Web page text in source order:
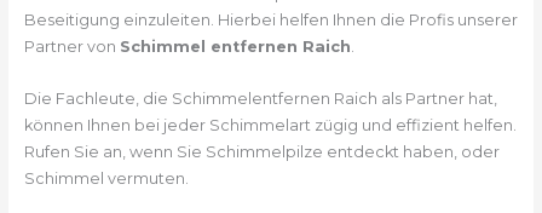
Beseitigung einzuleiten. Hierbei helfen Ihnen die Profis unserer
Partner von Schimmel entfernen Raich.
Die Fachleute, die Schimmelentfernen Raich als Partner hat,
können Ihnen bei jeder Schimmelart zügig und effizient helfen.
Rufen Sie an, wenn Sie Schimmelpilze entdeckt haben, oder
Schimmel vermuten.